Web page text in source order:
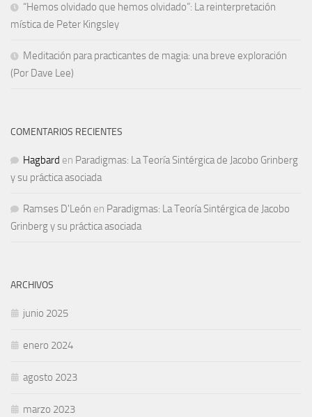
“Hemos olvidado que hemos olvidado”: La reinterpretación
mística de Peter Kingsley
Meditación para practicantes de magia: una breve exploración
(Por Dave Lee)
COMENTARIOS RECIENTES
Hagbard en Paradigmas: La Teoría Sintérgica de Jacobo Grinberg
y su práctica asociada
Ramses D'León en Paradigmas: La Teoría Sintérgica de Jacobo
Grinberg y su práctica asociada
ARCHIVOS
junio 2025
enero 2024
agosto 2023
marzo 2023